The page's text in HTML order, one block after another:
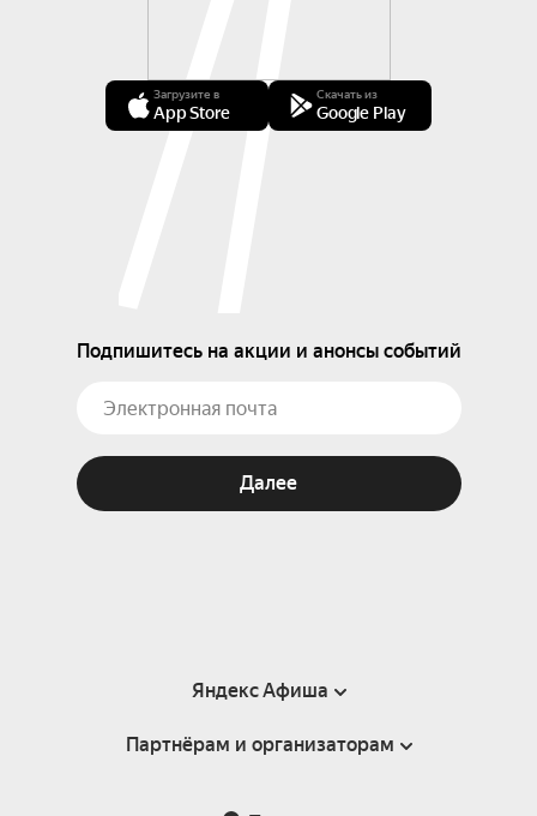
Загрузите в
App Store
Скачать из
Google Play
Подпишитесь на акции и анонсы событий
Далее
Яндекс Афиша
Справка
Партнёрам и организаторам